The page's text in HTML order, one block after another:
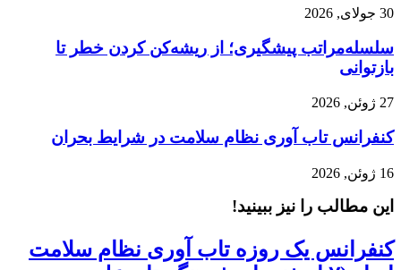
30 جولای, 2026
سلسله‌مراتب پیشگیری؛ از ریشه‌کن کردن خطر تا
بازتوانی
27 ژوئن, 2026
کنفرانس تاب آوری نظام سلامت در شرایط بحران
16 ژوئن, 2026
این مطالب را نیز ببینید!
کنفرانس یک روزه تاب آوری نظام سلامت